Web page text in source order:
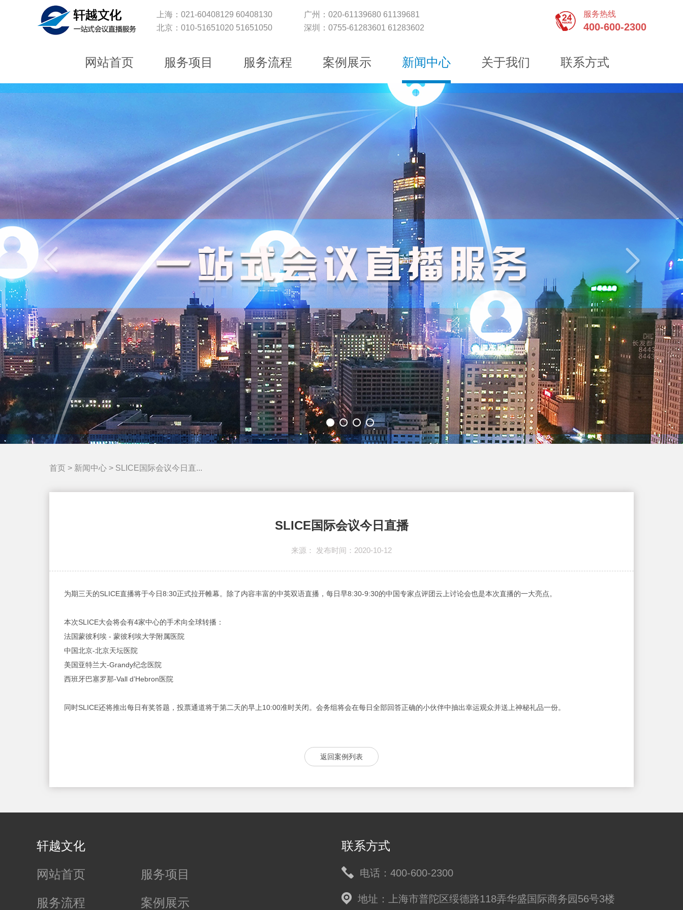
上海：021-60408129 60408130
广州：020-61139680 61139681
北京：010-51651020 51651050
深圳：0755-61283601 61283602
服务热线
400-600-2300
网站首页 服务项目 服务流程 案例展示 新闻中心 关于我们 联系方式
首页 > 新闻中心 > SLICE国际会议今日直...
SLICE国际会议今日直播
来源： 发布时间：2020-10-12
为期三天的SLICE直播将于今日8:30正式拉开帷幕。除了内容丰富的中英双语直播，每日早8:30-9:30的中国专家点评团云上讨论会也是本次直播的一大亮点。
本次SLICE大会将会有4家中心的手术向全球转播：
法国蒙彼利埃 - 蒙彼利埃大学附属医院
中国北京-北京天坛医院
美国亚特兰大-Grandy纪念医院
西班牙巴塞罗那-Vall d’Hebron医院
同时SLICE还将推出每日有奖答题，投票通道将于第二天的早上10:00准时关闭。会务组将会在每日全部回答正确的小伙伴中抽出幸运观众并送上神秘礼品一份。
返回案例列表
轩越文化
网站首页 服务项目
服务流程 案例展示
联系方式
电话：400-600-2300
地址：上海市普陀区绥德路118弄华盛国际商务园56号3楼